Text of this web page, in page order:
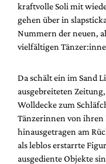
kraftvolle Soli mit
gehen über in
Nummern der neuen,
vielfältigen
Da schält ein im Sand
ausgebreiteten
Wolldecke zum
Tänzerinnen von ihren
hinausgetragen am
als leblos erstarrte
ausgediente Objekte